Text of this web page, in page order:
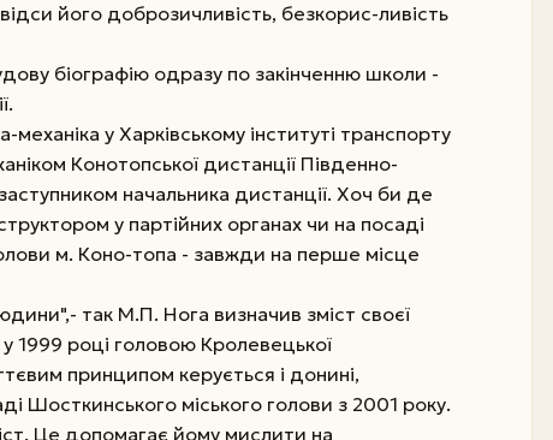
його доброзичливість, безкорис-ливість
біографію одразу по закінченню школи -
у Харківському інституті транспорту
Конотопської дистанції Південно-
начальника дистанції. Хоч би де
у партійних органах чи на посаді
м. Коно-топа - завжди на перше місце
так М.П. Нога визначив зміст своєї
1999 році головою Кролевецької
принципом керується і донині,
Шосткинського міського голови з 2001 року.
Це допомагає йому мислити на